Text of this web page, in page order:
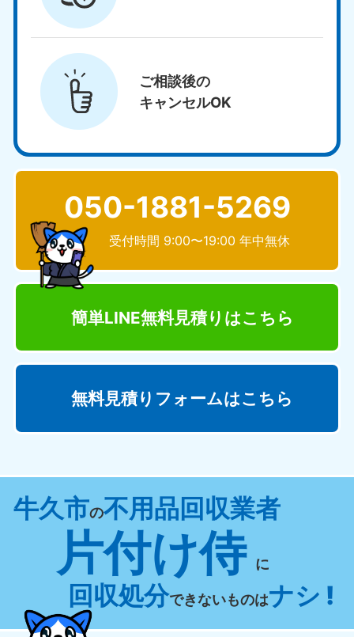
ご相談後の
キャンセルOK
050-1881-5269
受付時間 9:00〜19:00 年中無休
簡単LINE無料見積り はこちら
無料見積りフォームはこちら
牛久市の不用品回収業者
片付け侍 に
回収処分できないものはナシ !